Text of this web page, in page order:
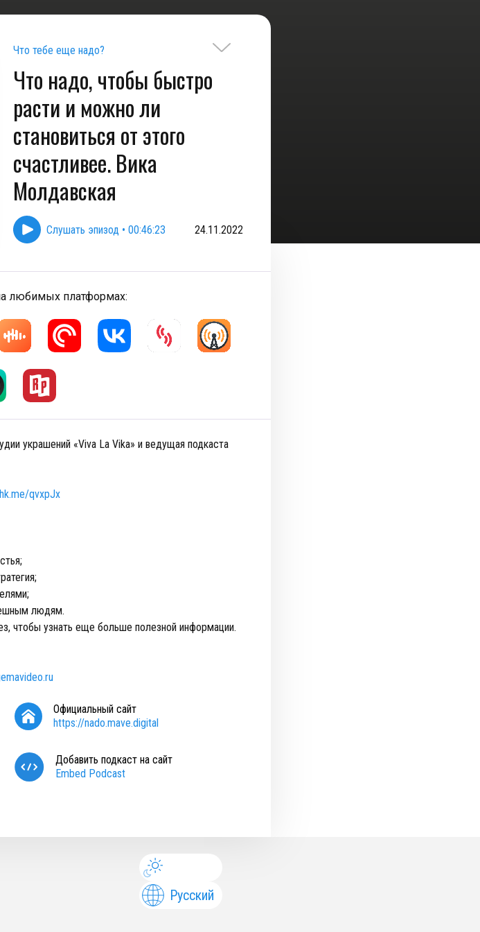
Что тебе еще надо?
Что надо, чтобы быстро
расти и можно ли
становиться от этого
счастливее. Вика
Молдавская
Слушать эпизод • 00:46:23 24.11.2022
любимых платформах:
украшений «Viva La Vika» и ведущая подкаста
qvxpJx
людям.
чтобы узнать еще больше полезной информации.
Официальный сайт
https://nado.mave.digital
Добавить подкаст на сайт
Embed Podcast
Русский